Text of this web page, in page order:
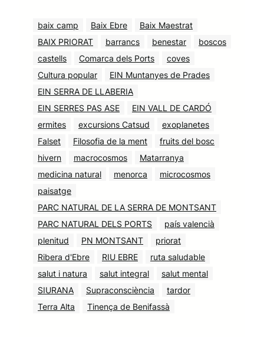
baix camp Baix Ebre
Baix Maestrat
BAIX PRIORAT
barrancs benestar
boscos
castells
Comarca dels Ports
coves
Cultura popular
EIN Muntanyes de Prades
EIN SERRA DE LLABERIA
EIN SERRES PAS ASE
EIN VALL DE CARDÓ
ermites
excursions Catsud
exoplanetes
Falset
Filosofia de la ment
fruits del bosc
hivern
macrocosmos
Matarranya
medicina natural
menorca
microcosmos
paisatge
PARC NATURAL DE LA SERRA DE MONTSANT
PARC NATURAL DELS PORTS
país valencià
plenitud
PN MONTSANT
priorat
Ribera d'Ebre
RIU EBRE
ruta saludable
salut i natura
salut integral
salut mental
SIURANA
Supraconsciència
tardor
Terra Alta
Tinença de Benifassà